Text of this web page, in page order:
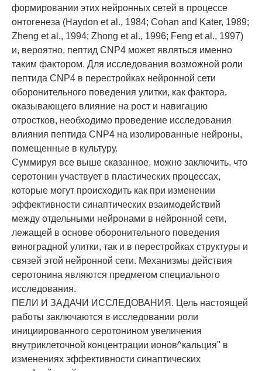
формировании этих нейронных сетей в процессе
онтогенеза (Haydon et al., 1984; Cohan and Kater, 1989;
Zheng et al., 1994; Zhong et al., 1996; Feng et al., 1997)
и, вероятно, пептид CNP4 может являться именно
таким фактором. Для исследования возможной роли
пептида CNP4 в перестройках нейронной сети
оборонительного поведения улитки, как фактора,
оказывающего влияние на рост и навигацию
отростков, необходимо проведение исследования
влияния пептида CNP4 на изолированные нейроны,
помещенные в культуру.
Суммируя все выше сказанное, можно заключить, что
серотонин участвует в пластических процессах,
которые могут происходить как при изменении
эффективности синаптических взаимодействий
между отдельными нейронами в нейронной сети,
лежащей в основе оборонительного поведения
виноградной улитки, так и в перестройках структуры и
связей этой нейронной сети. Механизмы действия
серотонина являются предметом специального
исследования.
ПЕЛИ И ЗАДАЧИ ИССЛЕДОВАНИЯ. Цель настоящей
работы заключаются в исследовании роли
инициированного серотонином увеличения
внутриклеточной концентрации ионов^кальция" в
изменениях эффективности синаптических